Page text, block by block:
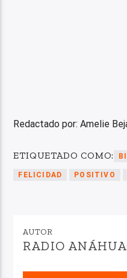
Redactado por: Amelie
ETIQUETADO COMO:
FELICIDAD POSITIVO
AUTOR
RADIO